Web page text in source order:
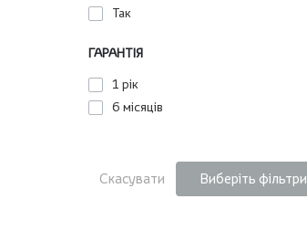
Так
ГАРАНТІЯ
1 рік
6 місяців
Скасувати Виберіть фільтри